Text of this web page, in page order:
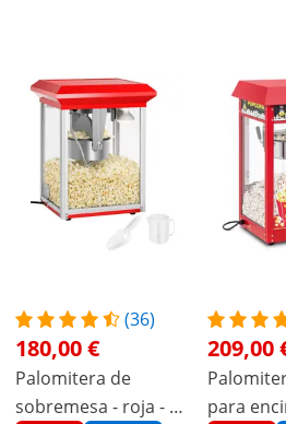
(36)
180,00 €
Palomitera de
sobremesa - roja - 5
209,00
para